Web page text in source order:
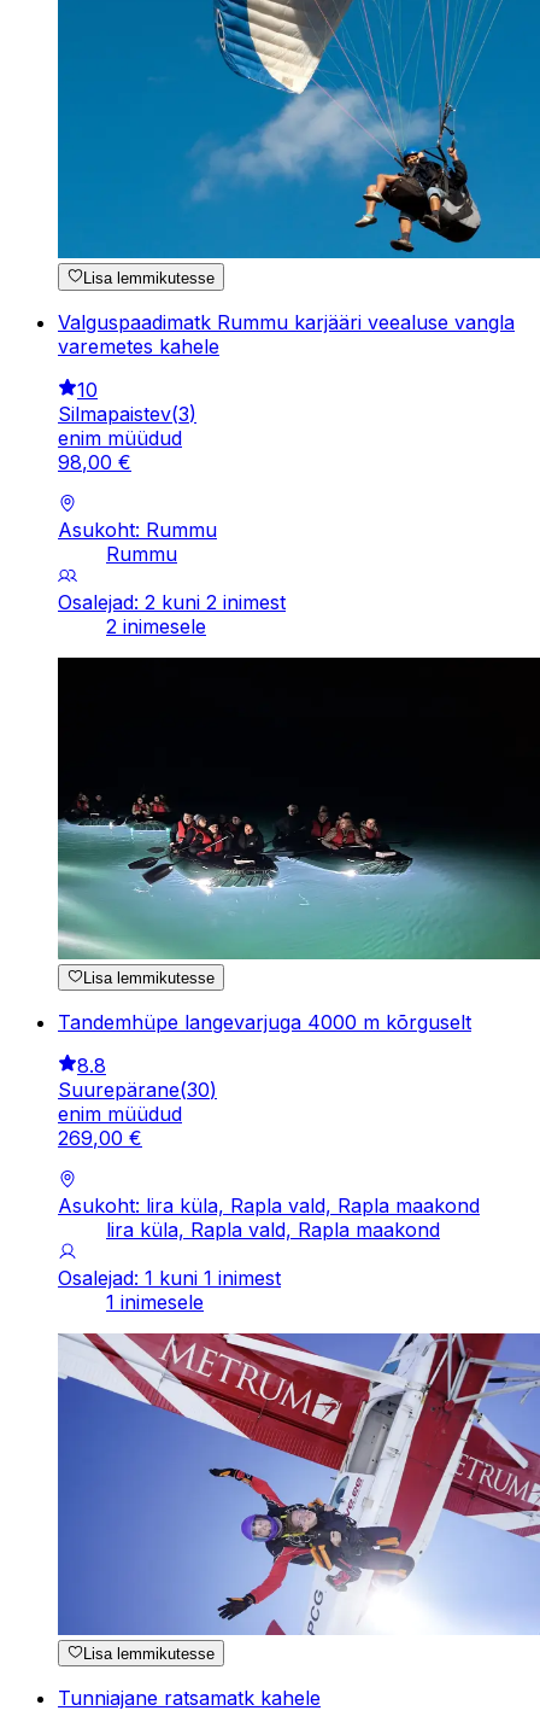
Lisa lemmikutesse
Valguspaadimatk Rummu karjääri veealuse vangla
varemetes kahele
10
Silmapaistev(3)
enim müüdud
98,00 €
Asukoht: Rummu
Rummu
Osalejad: 2 kuni 2 inimest
2 inimesele
Lisa lemmikutesse
Tandemhüpe langevarjuga 4000 m kõrguselt
8.8
Suurepärane(30)
enim müüdud
269,00 €
Asukoht: lira küla, Rapla vald, Rapla maakond
lira küla, Rapla vald, Rapla maakond
Osalejad: 1 kuni 1 inimest
1 inimesele
Lisa lemmikutesse
Tunniajane ratsamatk kahele